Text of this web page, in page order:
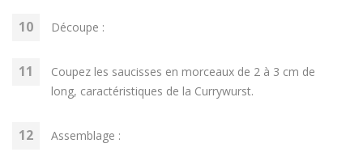
Découpe :
Coupez les saucisses en morceaux de 2 à 3 cm de
long, caractéristiques de la Currywurst.
Assemblage :